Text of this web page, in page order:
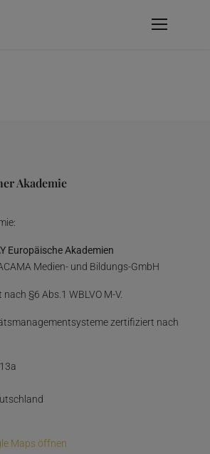
Akademie
Europäische Akademien
Medien- und Bildungs-GmbH
§6 Abs.1 WBLVO M-V.
zertifiziert nach
Maps öffnen